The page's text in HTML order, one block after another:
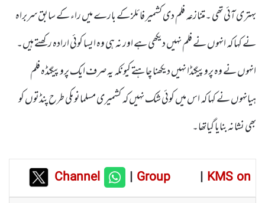
بہتری آئی تھی ۔متنازعہ فلم دی کشمیر فائلز کے بارے میں راء کے سابق سربراہ
نے کہا کہ انہوں نے فلم نہیں دیکھی ہے اور نہ ہی وہ ایسا کوئی ارادہ رکھتے ہیں۔
انہوں نے وہ پروپیگنڈا نہیں دیکھنا چاہتے کیونکہ یہ صرف ایک پروپیگنڈہ فلم
ہیانہوں نے کہا کہ اس میں کوئی شک نہیں کہ کشمیری مسلمانوںکی طرح پنڈتوں کو
بھی نشانہ بنایا گیاتھا۔
Channel |Group | KMS on